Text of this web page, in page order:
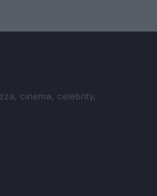
cinema, celebrity,